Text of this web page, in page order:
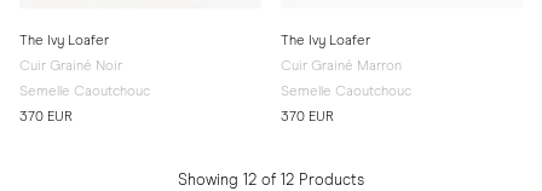
The Ivy Loafer
Cuir Grainé Noir
Semelle Caoutchouc
370 EUR
The Ivy Loafer
Cuir Grainé Marron
Semelle Caoutchouc
370 EUR
Showing 12 of 12 Products